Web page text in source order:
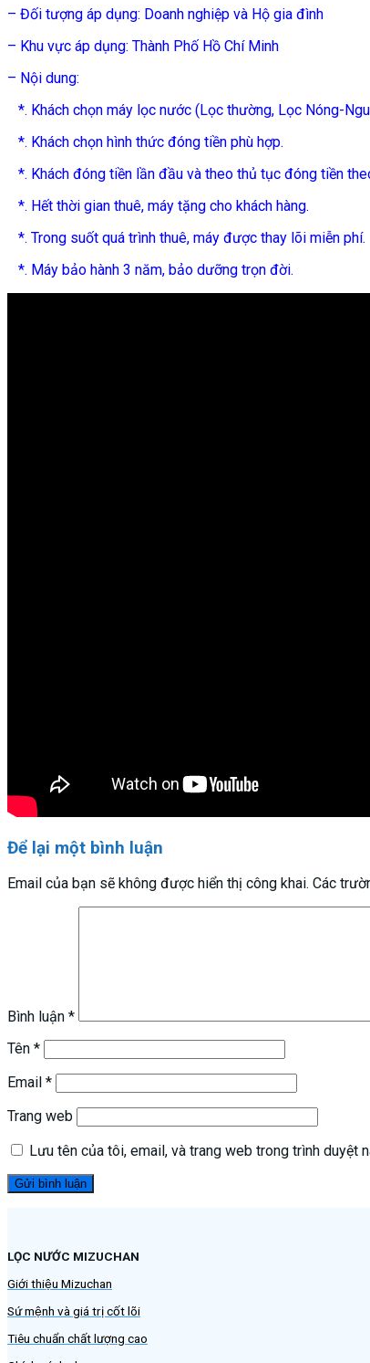
– Đối tượng áp dụng: Doanh nghiệp và Hộ gia đình
– Khu vực áp dụng: Thành Phố Hồ Chí Minh
– Nội dung:
*. Khách chọn máy lọc nước (Lọc thường, Lọc Nóng-
*. Khách chọn hình thức đóng tiền phù hợp.
*. Khách đóng tiền lần đầu và theo thủ tục đóng tiền
*. Hết thời gian thuê, máy tặng cho khách hàng.
*. Trong suốt quá trình thuê, máy được thay lõi miễn phí.
*. Máy bảo hành 3 năm, bảo dưỡng trọn đời.
Để lại một bình luận
Email của bạn sẽ không được hiển thị công khai. Các
Bình luận *
Tên *
Email *
Trang web
Lưu tên của tôi, email, và trang web trong trình duyệt
LỌC NƯỚC MIZUCHAN
Giới thiệu Mizuchan
Sứ mệnh và giá trị cốt lõi
Tiêu chuẩn chất lượng cao